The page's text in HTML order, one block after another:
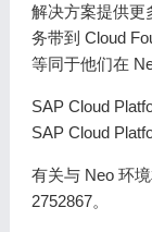
解决方案提供更
务带到 Cloud
等同于他们在
SAP Cloud
SAP Cloud
有关与 Neo 环
2752867。